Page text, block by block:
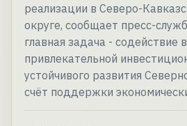
реализации в Северо-
округе, сообщает пресс-
главная задача - содействие
привлекательной
устойчивого развития
счёт поддержки